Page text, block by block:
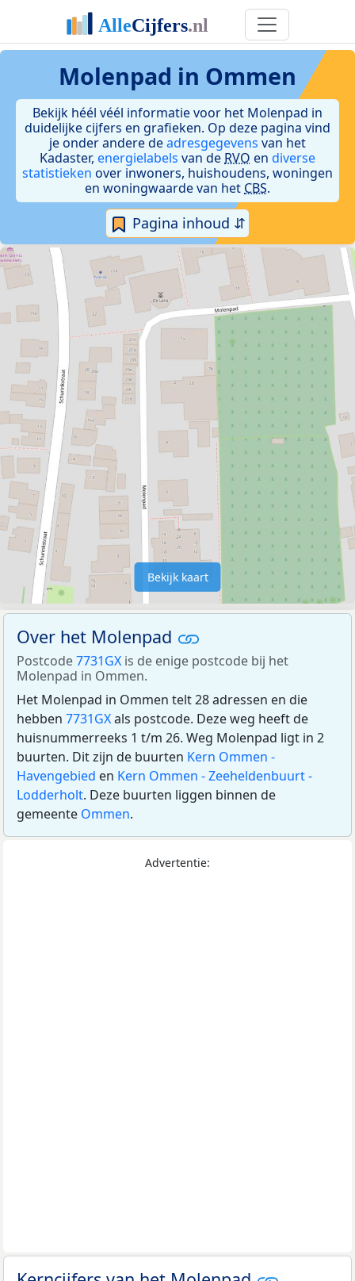
Molenpad in Ommen
Bekijk héél véél informatie voor het Molenpad in
duidelijke cijfers en grafieken. Op deze pagina vind
je onder andere deadresgegevens van het
Kadaster, energielabels van de RVO en diverse
statistieken over inwoners, huishoudens, woningen
en woningwaarde van het CBS.
Pagina inhoud ⇵
Bekijk kaart
Over het Molenpad
Postcode7731GX is de enige postcode bij het
Molenpad in Ommen.
Het Molenpad in Ommen telt 28 adressen en die
hebben 7731GXals postcode. Deze weg heeft de
huisnummerreeks 1 t/m 26. Weg Molenpad ligt in 2
buurten. Dit zijn de buurten Kern Ommen -
Havengebied en Kern Ommen - Zeeheldenbuurt -
Lodderholt. Deze buurten liggen binnen de
gemeente Ommen.
Advertentie: